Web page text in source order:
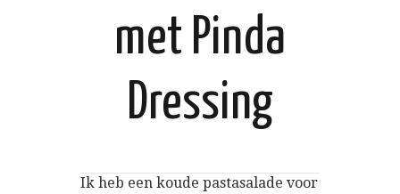
met Pinda
Dressing
Ik heb een koude pastasalade voor